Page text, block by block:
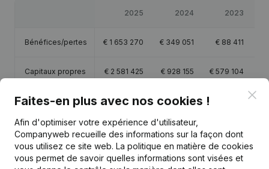
2025 2024 2023
Bénéfices/pertes € 1 653 270 € 349 051 € 88 411
Capitaux propres € 2 581 425 € 928 155 € 579 104
Marge brute €1 734 996 €665 394 €
Faites-en plus avec nos cookies !
Afin d'optimiser votre expérience d'utilisateur,
Companyweb recueille des informations sur la façon dont
vous utilisez ce site web. La politique en matière de cookies
vous permet de savoir quelles informations sont visées et